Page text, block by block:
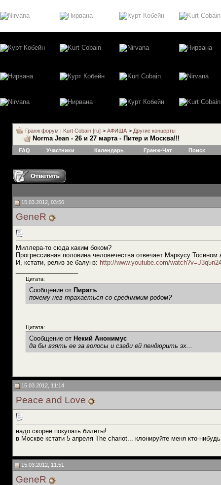
Гранж форум | Kurt Cobain [ru] > АФИША > Другие концерты
Norma Jean - 26 и 27 марта - Питер и Москва!!!
FAQ Участники Календарь Гранж-Чат Поиск
15.03.2012, 03:56
GeneR
Миллера-то сюда каким боком?
Прогрессивная половина человечества отвечает Маркусу
И, кстати, релиз зе балунз: http://www.youtube.com/
Цитата:
Сообщение от Пиратъ
почему нев трахаеться со среднммим родом?
Цитата:
Сообщение от Некий Анонимус
да бы взять ее за волосы и сзади ей пендюрить эх...
15.03.2012, 11:14
Peace and Love
надо скорее покупать билеты!
в Москве кстати 5 апреля The chariot... клонируйте меня кто-нибудь
15.03.2012, 11:51
GeneR